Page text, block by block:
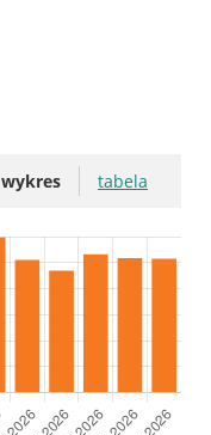
wykres tabela